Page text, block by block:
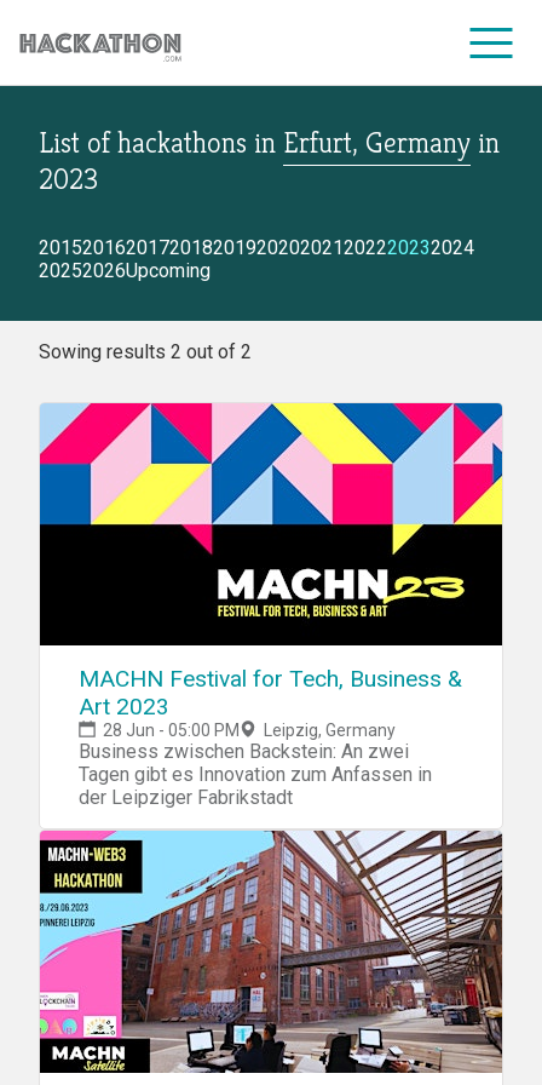
CORPORATE SERVICES
List of hackathons in Erfurt, Germany in
2023
2015201620172018201920202021202220232024
20252026Upcoming
Sowing results 2 out of 2
MACHN Festival for Tech, Business &
Art 2023
28 Jun - 05:00 PM Leipzig, Germany
Business zwischen Backstein: An zwei
Tagen gibt es Innovation zum Anfassen in
der Leipziger Fabrikstadt